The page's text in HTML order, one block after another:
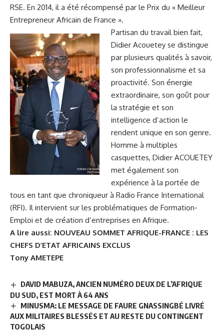
RSE. En 2014, il a été récompensé par le Prix du « Meilleur
Entrepreneur Africain de France ».
Partisan du travail bien fait,
Didier Acouetey se distingue
par plusieurs qualités à savoir,
son professionnalisme et sa
proactivité. Son énergie
extraordinaire, son goût pour
la stratégie et son
intelligence d’action le
rendent unique en son genre.
Homme à multiples
casquettes, Didier ACOUETEY
met également son
expérience à la portée de
tous en tant que chroniqueur à Radio France International
(RFI). Il intervient sur les problématiques de Formation-
Emploi et de création d’entreprises en Afrique.
A lire aussi: NOUVEAU SOMMET AFRIQUE-FRANCE : LES
CHEFS D’ETAT AFRICAINS EXCLUS
Tony AMETEPE
DAVID MABUZA, ANCIEN NUMÉRO DEUX DE L’AFRIQUE
DU SUD, EST MORT À 64 ANS
MINUSMA: LE MESSAGE DE FAURE GNASSINGBÉ LIVRÉ
AUX MILITAIRES BLESSÉS ET AU RESTE DU CONTINGENT
TOGOLAIS